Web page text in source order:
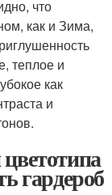
что
как и Зима,
теплое и
как
и
гардероб